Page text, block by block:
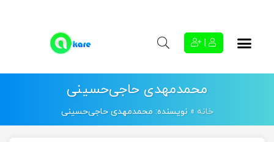
محمدمهدی حاجی‌حسینی
خانه » نویسنده: محمدمهدی حاجی‌حسینی